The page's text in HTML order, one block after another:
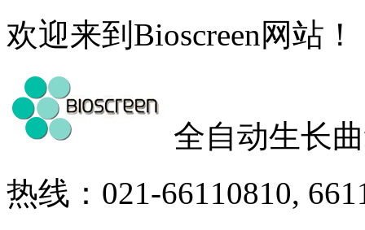
欢迎来到Bioscreen网站！
全自动生长
热线：021-66110810,